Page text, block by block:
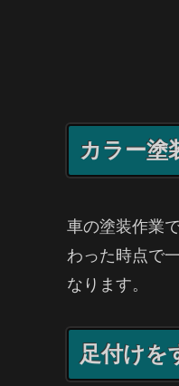
カラー塗
車の塗装作業
わった時点で
なります。
足付けを